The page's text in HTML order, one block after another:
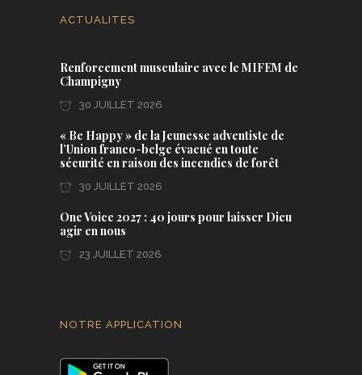
ACTUALITES
Renforcement musculaire avec le MIFEM de
Champigny
30 JUILLET 2026
« Be Happy » de la Jeunesse adventiste de
l’Union franco-belge évacué en toute
sécurité en raison des incendies de forêt
30 JUILLET 2026
One Voice 2027 : 40 jours pour laisser Dieu
agir en nous
23 JUILLET 2026
NOTRE APPLICATION